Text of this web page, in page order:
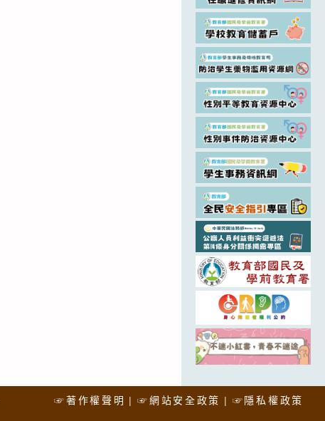
☞著作權聲明 ☞網站安全政策 ☞隱私權政策